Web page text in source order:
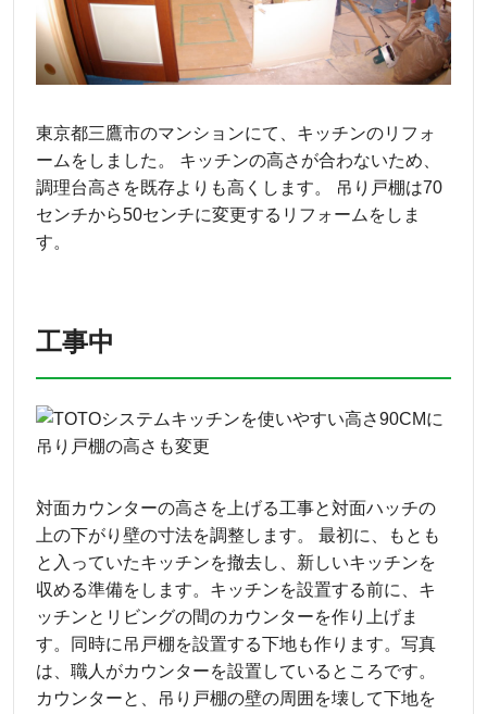
東京都三鷹市のマンションにて、キッチンのリフォ
ームをしました。 キッチンの高さが合わないため、
調理台高さを既存よりも高くします。 吊り戸棚は70
センチから50センチに変更するリフォームをしま
す。
工事中
対面カウンターの高さを上げる工事と対面ハッチの
上の下がり壁の寸法を調整します。 最初に、もとも
と入っていたキッチンを撤去し、新しいキッチンを
収める準備をします。キッチンを設置する前に、キ
ッチンとリビングの間のカウンターを作り上げま
す。同時に吊戸棚を設置する下地も作ります。写真
は、職人がカウンターを設置しているところです。
カウンターと、吊り戸棚の壁の周囲を壊して下地を